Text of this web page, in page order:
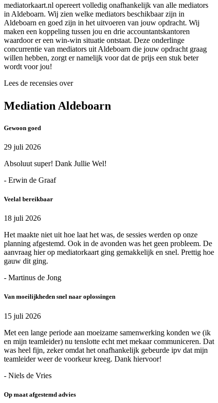
mediatorkaart.nl opereert volledig onafhankelijk van alle mediators
in Aldeboarn. Wij zien welke mediators beschikbaar zijn in
Aldeboarn en goed zijn in het uitvoeren van jouw opdracht. Wij
maken een koppeling tussen jou en drie accountantskantoren
waardoor er een win-win situatie ontstaat. Deze onderlinge
concurrentie van mediators uit Aldeboarn die jouw opdracht graag
willen hebben, zorgt er namelijk voor dat de prijs een stuk beter
wordt voor jou!
Lees de recensies over
Mediation Aldeboarn
Gewoon goed
29 juli 2026
Absoluut super! Dank Jullie Wel!
- Erwin de Graaf
Veelal bereikbaar
18 juli 2026
Het maakte niet uit hoe laat het was, de sessies werden op onze
planning afgestemd. Ook in de avonden was het geen probleem. De
aanvraag hier op mediatorkaart ging gemakkelijk en snel. Prettig hoe
gauw dit ging.
- Martinus de Jong
Van moeilijkheden snel naar oplossingen
15 juli 2026
Met een lange periode aan moeizame samenwerking konden we (ik
en mijn teamleider) nu tenslotte echt met mekaar communiceren. Dat
was heel fijn, zeker omdat het onafhankelijk gebeurde ipv dat mijn
teamleider weer de voorkeur kreeg. Dank hiervoor!
- Niels de Vries
Op maat afgestemd advies